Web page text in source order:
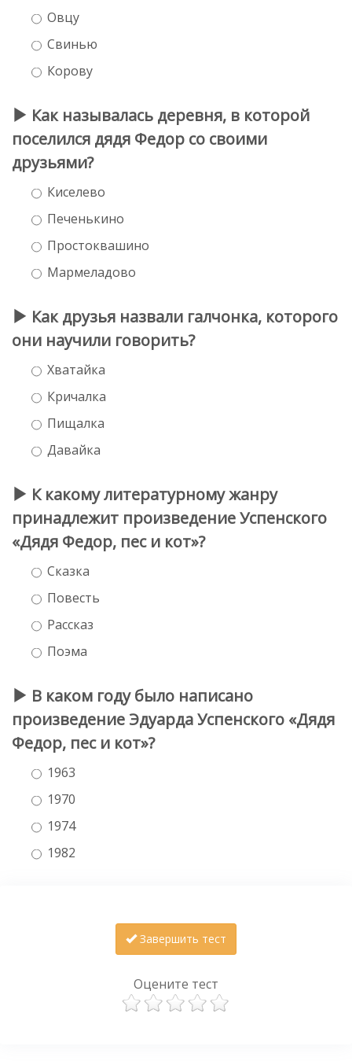
Овцу
Свинью
Корову
Как называлась деревня, в которой
поселился дядя Федор со своими
друзьями?
Киселево
Печенькино
Простоквашино
Мармеладово
Как друзья назвали галчонка, которого
они научили говорить?
Хватайка
Кричалка
Пищалка
Давайка
К какому литературному жанру
принадлежит произведение Успенского
«Дядя Федор, пес и кот»?
Сказка
Повесть
Рассказ
Поэма
В каком году было написано
произведение Эдуарда Успенского «Дядя
Федор, пес и кот»?
1963
1970
1974
1982
Завершить тест
Оцените тест